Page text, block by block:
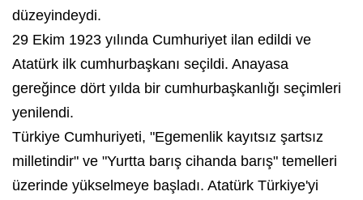
düzeyindeydi.
29 Ekim 1923yılında Cumhuriyet ilan edildi ve
Atatürk ilk cumhurbaşkanı seçildi. Anayasa
gereğince dört yılda bir cumhurbaşkanlığı seçimleri
yenilendi.
Türkiye Cumhuriyeti, "Egemenlik kayıtsız şartsız
milletindir" ve "Yurtta barış cihanda barış" temelleri
üzerinde yükselmeye başladı. Atatürk Türkiye'yi